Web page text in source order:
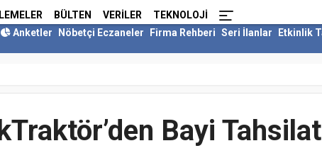
BÜLTEN VERILER
TEKNOLOJI
Anketler Nöbetçi Eczaneler Firma Rehberi Seri İlanlar
Etkinlik
Bayi